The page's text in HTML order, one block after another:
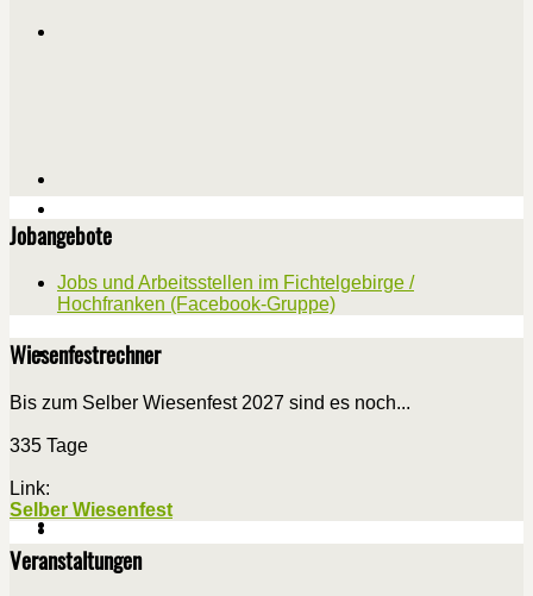
Jobangebote
Jobs und Arbeitsstellen im Fichtelgebirge /
Hochfranken (Facebook-Gruppe)
Wiesenfestrechner
Bis zum Selber Wiesenfest 2027 sind es noch...
335 Tage
Link:
Selber Wiesenfest
Veranstaltungen